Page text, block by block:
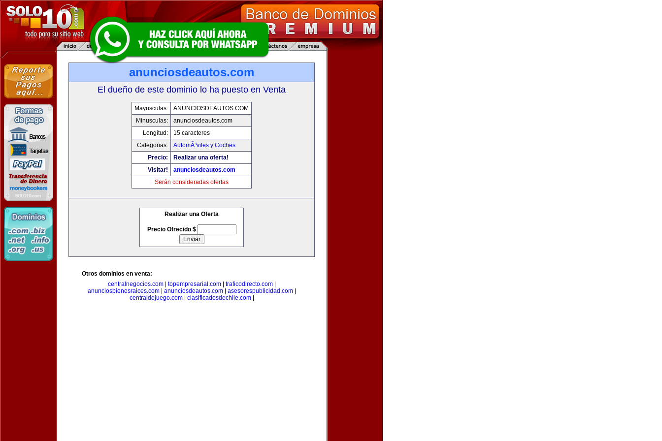
anunciosdeautos.com
El dueño de este dominio lo ha puesto en Venta
Mayusculas:
ANUNCIOSDEAUTOS.COM
Minusculas:
anunciosdeautos.com
Longitud:
15 caracteres
Categorias:
AutomÃ³viles y Coches
Precio:
Realizar una oferta!
Visitar!
anunciosdeautos.com
Serán consideradas ofertas
Realizar una Oferta
Precio Ofrecido $
Otros dominios en venta:
centralnegocios.com| topempresarial.com| traficodirecto.com|
anunciosbienesraices.com| anunciosdeautos.com| asesorespublicidad.com|
centraldejuego.com| clasificadosdechile.com|